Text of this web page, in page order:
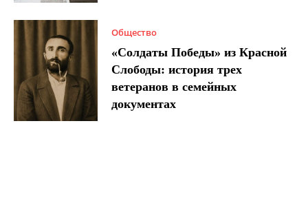
Общество
«Солдаты Победы» из Красной
Слободы: история трех
ветеранов в семейных
документах